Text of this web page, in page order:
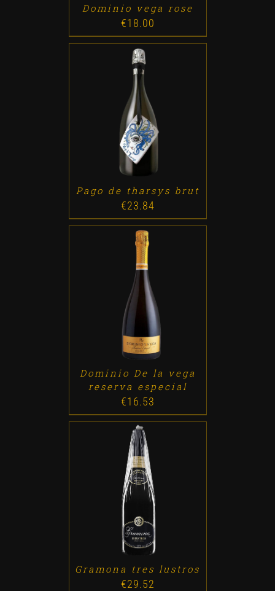
Dominio vega rose
€18.00
ADD TO CART / DETALLES
Pago de tharsys brut
€23.84
ADD TO CART / DETALLES
Dominio De la vega
reserva especial
€16.53
ADD TO CART / DETALLES
Gramona tres lustros
€29.52